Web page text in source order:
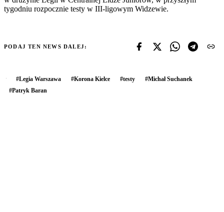
tygodniu rozpocznie testy w III-ligowym Widzewie.
PODAJ TEN NEWS DALEJ:
#Legia Warszawa #Korona Kielce #testy #Michał Suchanek
#Patryk Baran